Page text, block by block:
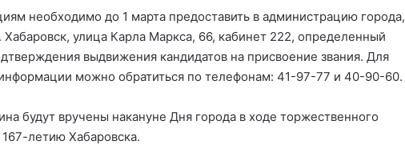
необходимо до 1 марта предоставить в администрацию города,
улица Карла Маркса, 66, кабинет 222, определенный
выдвижения кандидатов на присвоение звания. Для
можно обратиться по телефонам: 41-97-77 и 40-90-60.
будут вручены накануне Дня города в ходе торжественного
летию Хабаровска.